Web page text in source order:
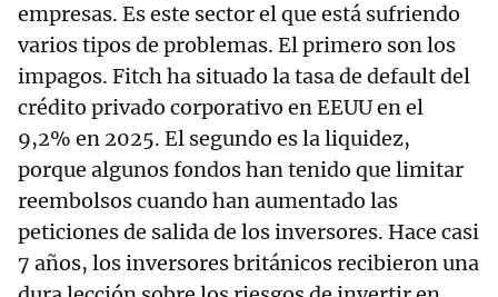
empresas. Es este sector el que está sufriendo
varios tipos de problemas. El primero son los
impagos. Fitch ha situado la tasa de default del
crédito privado corporativo en EEUU en el
9,2% en 2025. El segundo es la liquidez,
porque algunos fondos han tenido que limitar
reembolsos cuando han aumentado las
peticiones de salida de los inversores. Hace casi
7 años, los inversores británicos recibieron una